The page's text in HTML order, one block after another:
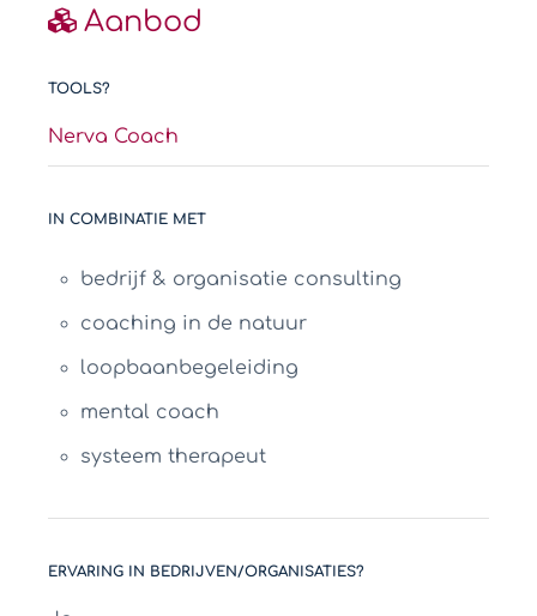
Aanbod
TOOLS?
Nerva Coach
IN COMBINATIE MET
bedrijf & organisatie consulting
coaching in de natuur
loopbaanbegeleiding
mental coach
systeem therapeut
ERVARING IN BEDRIJVEN/ORGANISATIES?